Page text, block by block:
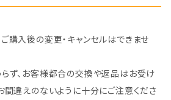
購入後の変更・キャンセルはできませ
ず、お客様都合の交換や返品はお受け
間違えのないように十分にご注意くださ